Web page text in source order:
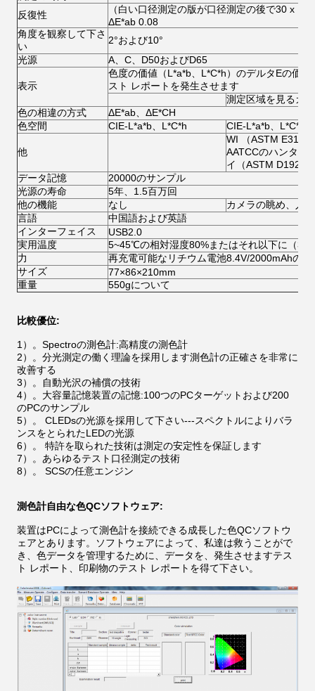
反復性
（白い口径測定の版が口径測定の後で30 x
ΔE*ab 0.08
角度を観察して下さ
い
2°および10°
光源
A、C、D50およびD65
表示
色度の価値（L*a*b、L*C*h）のデルタEの価
スト レポートを発生させます
測定区域を見るカ
色の相違の方式
ΔE*ab、ΔE*CH
色空間
CIE-L*a*b、L*C*h CIE-L*a*b、L*C*h
他
WI （ASTM E313-
AATCCのハンター
イ（ASTM D1925
データ記憶
20000のサンプル
光源の寿命
5年、1.5百万回
他の機能
なし
カメラの眺め、入
言語
中国語および英語
インターフェイス
USB2.0
実用温度
5~45℃の相対湿度80%またはそれ以下に（
力
再充電可能なリチウム電池8.4V/2000mAhの
サイズ
77×86×210mm
重量
550gについて
比較優位:
1）。Spectroの測色計:高精度の測色計
2）。分光測定の働く理論を採用します測色計の正確さを非常に
改善する
3）。
自動光沢の補償の技術
4）。大容量記憶装置の記憶:100つのPCターゲットおよび200
のPCのサンプル
5）。 CLEDsの光源を採用して下さい---スペクトルによりバラ
ンスをとられたLEDの光源
6）。 特許を取られた技術は測定の安定性を保証します
7）。あらゆるテスト口径測定の技術
8）。 SCSの任意エンジン
測色計自由な色QCソフトウェア:
装置はPCによって測色計を接続できる成長した色QCソフトウ
ェアとあります。ソフトウェアによって、私達は救うことがで
き、色データを管理するために、データを、発生させますテス
ト レポート、印刷物のテスト レポートを得て下さい。